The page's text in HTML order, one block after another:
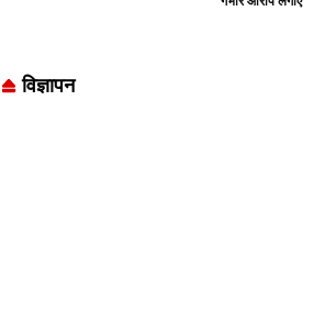
विज्ञापन